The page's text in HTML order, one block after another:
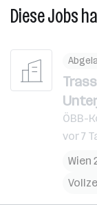
Diese Jobs
ÖBB-
vor 7
Wien